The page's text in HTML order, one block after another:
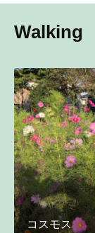
Walking
コスモス